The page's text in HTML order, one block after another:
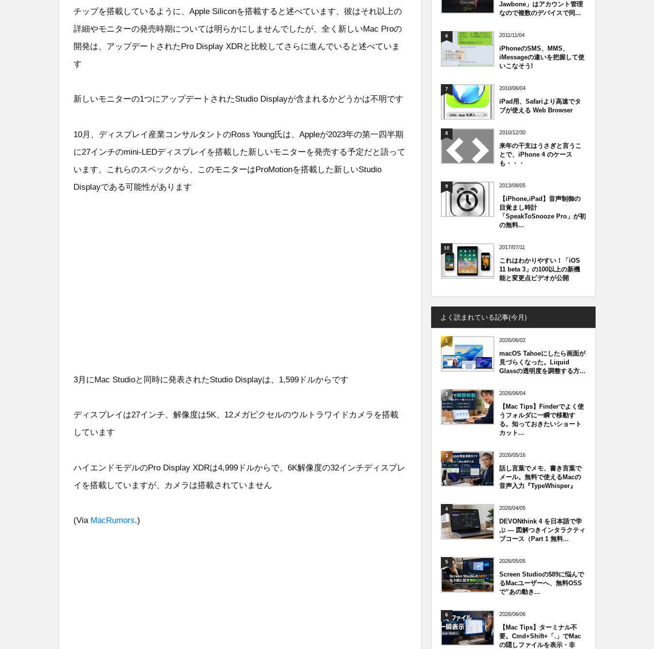
チップを搭載しているように、Apple Siliconを搭載すると述べています、彼はそれ以上の
詳細やモニターの発売時期については明らかにしませんでしたが、全く新しいMac Proの
開発は、アップデートされたPro Display XDRと比較してさらに進んでいると述べていま
す
新しいモニターの1つにアップデートされたStudio Displayが含まれるかどうかは不明です
10月、ディスプレイ産業コンサルタントのRoss Young氏は、Appleが2023年の第一四半期
に27インチのmini-LEDディスプレイを搭載した新しいモニターを発売する予定だと語って
います、これらのスペックから、このモニターはProMotionを搭載した新しいStudio
Displayである可能性があります
3月にMac Studioと同時に発表されたStudio Displayは、1,599ドルからです
ディスプレイは27インチ、解像度は5K、12メガピクセルのウルトラワイドカメラを搭載
しています
ハイエンドモデルのPro Display XDRは4,999ドルからで、6K解像度の32インチディスプレ
イを搭載していますが、カメラは搭載されていません
(Via MacRumors.)
Jawbone」はアカウント管理
なので複数のデバイスで同...
6 2011/11/04
iPhoneのSMS、MMS、
iMessageの違いを把握して使
いこなそう!
7 2010/06/04
iPad用、Safariより高速でタ
ブが使える Web Browser
8 2010/12/30
来年の干支はうさぎと言うこ
とで、iPhone 4 のケース
も・・・
9 2013/08/05
【iPhone,iPad】音声制御の
目覚まし時計
「SpeakToSnooze Pro」が初
の無料...
10 2017/07/11
これはわかりやすい！「iOS
11 beta 3」の100以上の新機
能と変更点ビデオが公開
よく読まれている記事(今月)
1 2026/06/02
macOS Tahoeにしたら画面が
見づらくなった。Liquid
Glassの透明度を調整する方...
2 2026/06/04
【Mac Tips】Finderでよく使
うフォルダに一瞬で移動す
る。知っておきたいショート
カット...
3 2026/05/16
話し言葉でメモ、書き言葉で
メール。無料で使えるMacの
音声入力『TypeWhisper』
4 2026/04/05
DEVONthink 4 を日本語で学
ぶ — 図解つきインタラクティ
ブコース（Part 1 無料...
5 2026/05/05
Screen Studioの$89に悩んで
るMacユーザーへ、無料OSS
で”あの動き...
6 2026/06/06
【Mac Tips】ターミナル不
要。Cmd+Shift+「.」でMac
の隠しファイルを表示・非